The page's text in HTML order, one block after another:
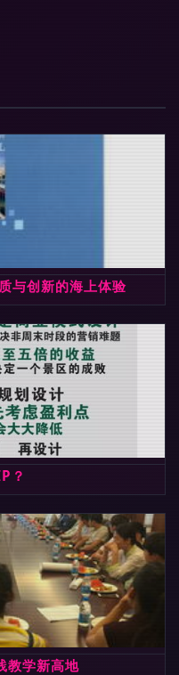
与创新的海上体验
？
教学新高地